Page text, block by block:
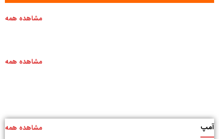
مشاهده همه
مشاهده همه
آمپ مشاهده همه